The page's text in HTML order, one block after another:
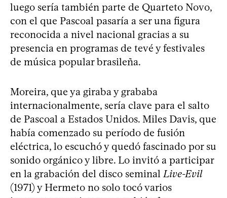
luego sería también parte de Quarteto Novo,
con el que Pascoal pasaría a ser una figura
reconocida a nivel nacional gracias a su
presencia en programas de tevé y festivales
de música popular brasileña.
Moreira, que ya giraba y grababa
internacionalmente, sería clave para el salto
de Pascoal a Estados Unidos. Miles Davis, que
había comenzado su período de fusión
eléctrica, lo escuchó y quedó fascinado por su
sonido orgánico y libre. Lo invitó a participar
en la grabación del disco seminal Live-Evil
(1971) y Hermeto no solo tocó varios